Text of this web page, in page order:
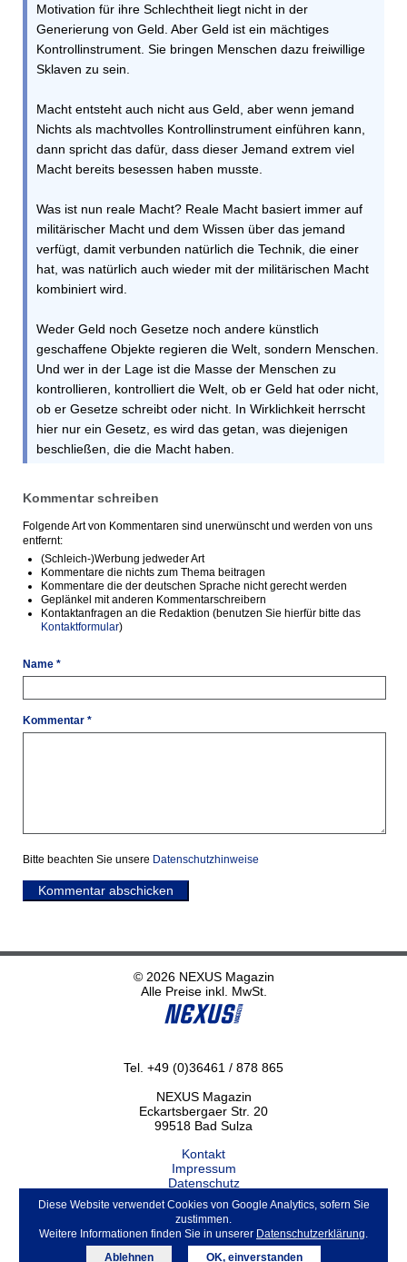
Motivation für ihre Schlechtheit liegt nicht in der
Generierung von Geld. Aber Geld ist ein mächtiges
Kontrollinstrument. Sie bringen Menschen dazu freiwillige
Sklaven zu sein.
Macht entsteht auch nicht aus Geld, aber wenn jemand
Nichts als machtvolles Kontrollinstrument einführen kann,
dann spricht das dafür, dass dieser Jemand extrem viel
Macht bereits besessen haben musste.
Was ist nun reale Macht? Reale Macht basiert immer auf
militärischer Macht und dem Wissen über das jemand
verfügt, damit verbunden natürlich die Technik, die einer
hat, was natürlich auch wieder mit der militärischen Macht
kombiniert wird.
Weder Geld noch Gesetze noch andere künstlich
geschaffene Objekte regieren die Welt, sondern Menschen.
Und wer in der Lage ist die Masse der Menschen zu
kontrollieren, kontrolliert die Welt, ob er Geld hat oder nicht,
ob er Gesetze schreibt oder nicht. In Wirklichkeit herrscht
hier nur ein Gesetz, es wird das getan, was diejenigen
beschließen, die die Macht haben.
Kommentar schreiben
Folgende Art von Kommentaren sind unerwünscht und werden von uns
entfernt:
(Schleich-)Werbung jedweder Art
Kommentare die nichts zum Thema beitragen
Kommentare die der deutschen Sprache nicht gerecht werden
Geplänkel mit anderen Kommentarschreibern
Kontaktanfragen an die Redaktion (benutzen Sie hierfür bitte das
Kontaktformular)
Name *
Kommentar *
Bitte beachten Sie unsere Datenschutzhinweise
Kommentar abschicken
© 2026 NEXUS Magazin
Alle Preise inkl. MwSt.
Tel. +49 (0)36461 / 878 865
NEXUS Magazin
Eckartsbergaer Str. 20
99518 Bad Sulza
Kontakt
Impressum
Datenschutz
Haftungsausschluss
ABO kündigen
Diese Website verwendet Cookies von Google Analytics, sofern Sie
zustimmen.
Weitere Informationen finden Sie in unserer Datenschutzerklärung.
Ablehnen
OK, einverstanden